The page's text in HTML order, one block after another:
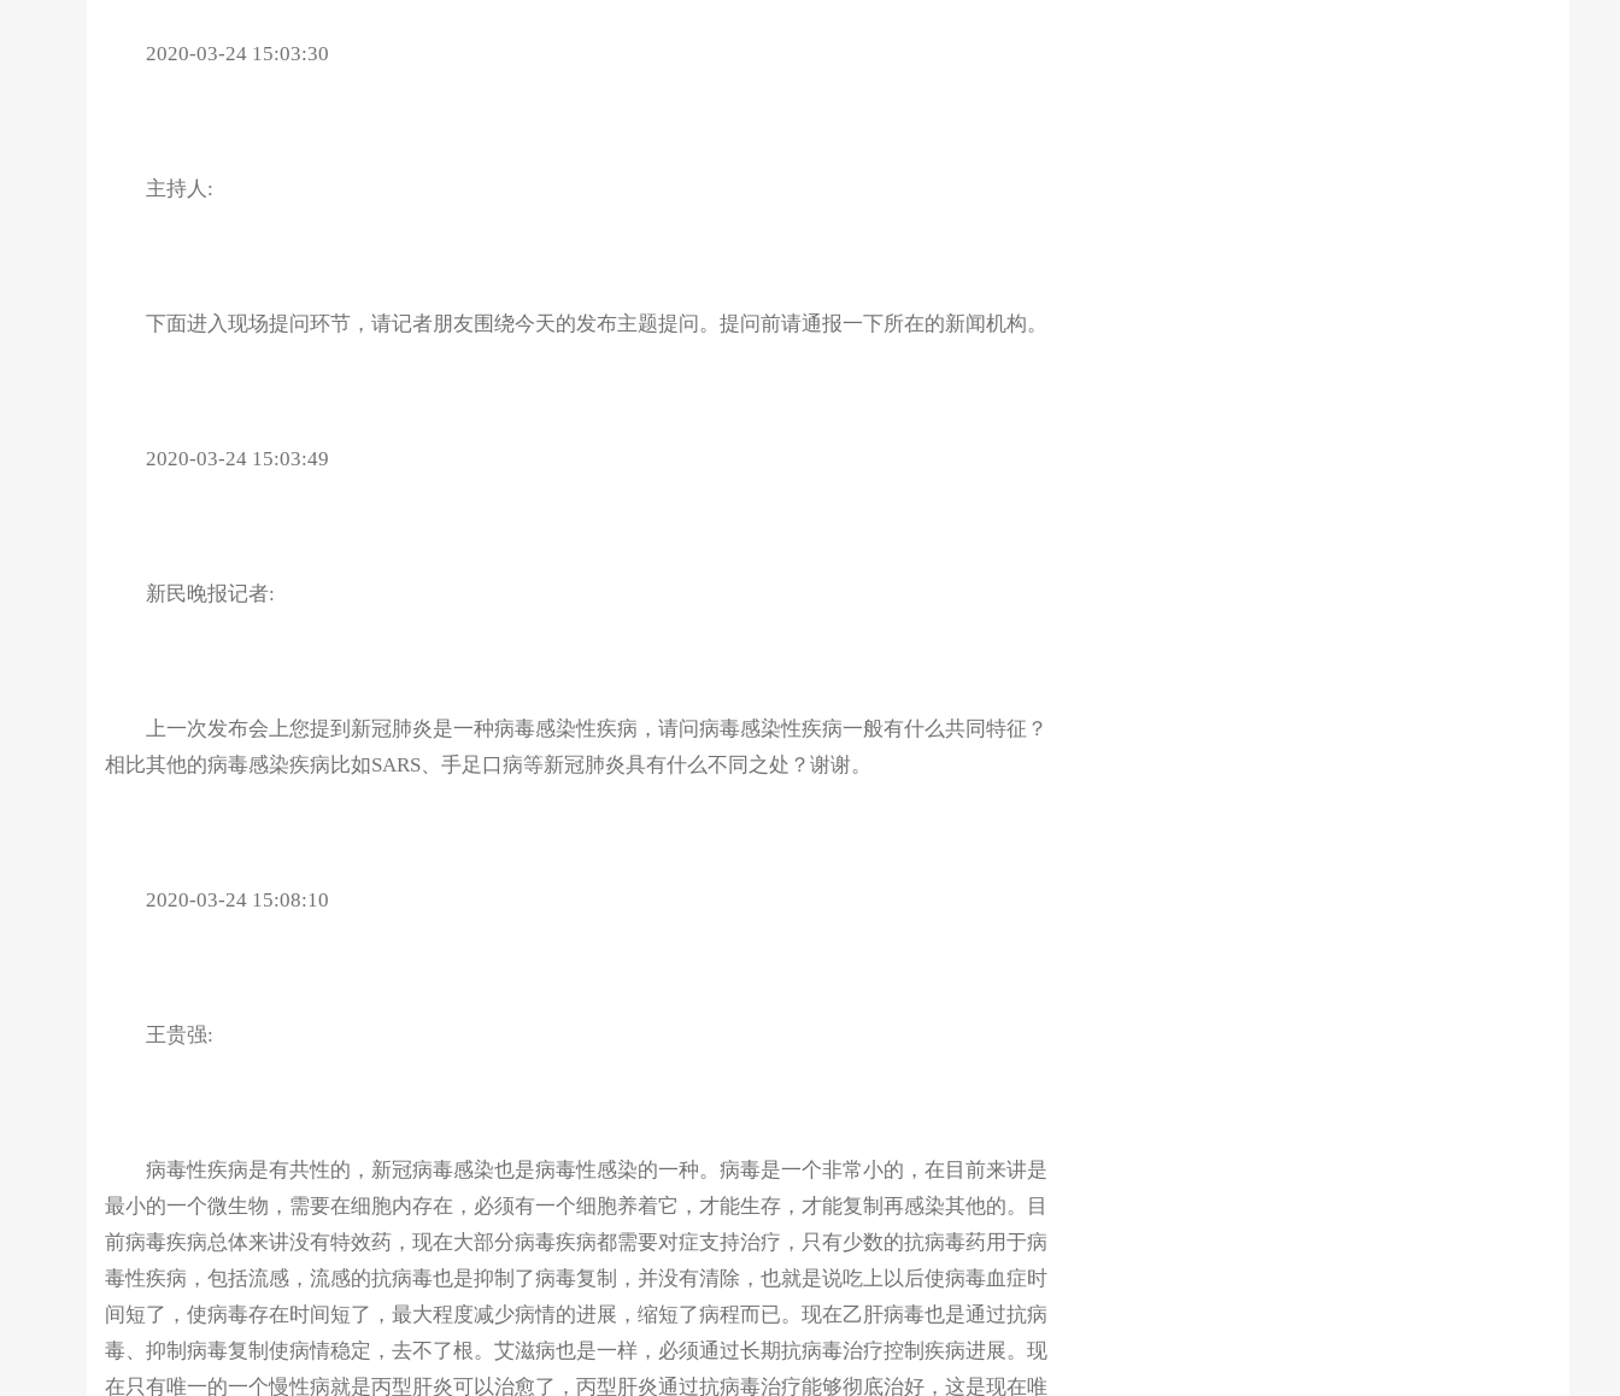
2020-03-24 15:03:30
主持人:
下面进入现场提问环节，请记者朋友围绕今天的发布主题提问。提问前请通报一下所在的新闻机构。
2020-03-24 15:03:49
新民晚报记者:
上一次发布会上您提到新冠肺炎是一种病毒感染性疾病，请问病毒感染性疾病一般有什么共同特征？
相比其他的病毒感染疾病比如SARS、手足口病等新冠肺炎具有什么不同之处？谢谢。
2020-03-24 15:08:10
王贵强:
病毒性疾病是有共性的，新冠病毒感染也是病毒性感染的一种。病毒是一个非常小的，在目前来讲是
最小的一个微生物，需要在细胞内存在，必须有一个细胞养着它，才能生存，才能复制再感染其他的。目
前病毒疾病总体来讲没有特效药，现在大部分病毒疾病都需要对症支持治疗，只有少数的抗病毒药用于病
毒性疾病，包括流感，流感的抗病毒也是抑制了病毒复制，并没有清除，也就是说吃上以后使病毒血症时
间短了，使病毒存在时间短了，最大程度减少病情的进展，缩短了病程而已。现在乙肝病毒也是通过抗病
毒、抑制病毒复制使病情稳定，去不了根。艾滋病也是一样，必须通过长期抗病毒治疗控制疾病进展。现
在只有唯一的一个慢性病就是丙型肝炎可以治愈了，丙型肝炎通过抗病毒治疗能够彻底治好，这是现在唯